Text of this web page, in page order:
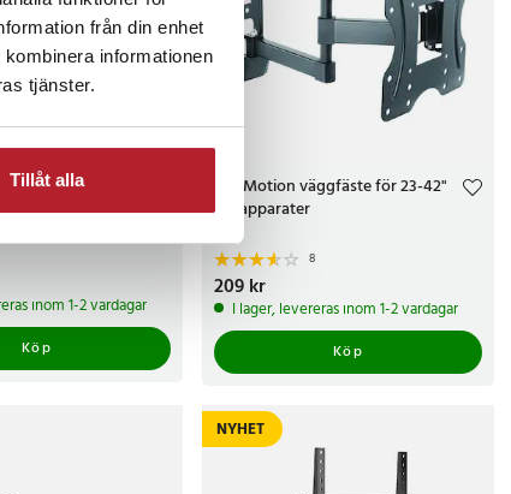
från din enhet
informationen
tjänster.
Tillåt alla
TV Streamer
för Google
inom 1-2 vardagar
Köp
Full Motion väggfäste för 23-42"
TV-apparater
8
Pris: 209 kr
209 kr
I lager, levereras inom 1-2 vardagar
Köp
NYHET